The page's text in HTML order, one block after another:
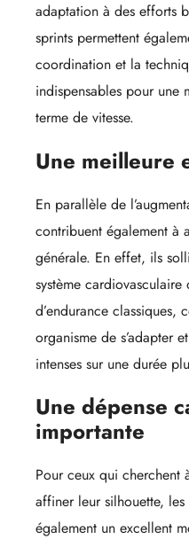
adaptation à des efforts
sprints permettent
coordination et la
indispensables pour une
terme de vitesse.
Une meilleure
En parallèle de
contribuent également à
générale. En effet, ils
système
d’endurance classiques,
organisme de s’adapter
intenses sur une durée
Une dépense
importante
Pour ceux qui
affiner leur silhouette, les
également un excellent